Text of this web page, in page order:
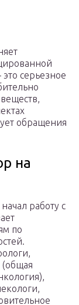
серьезное
обращения
на
работу с
по
(общая